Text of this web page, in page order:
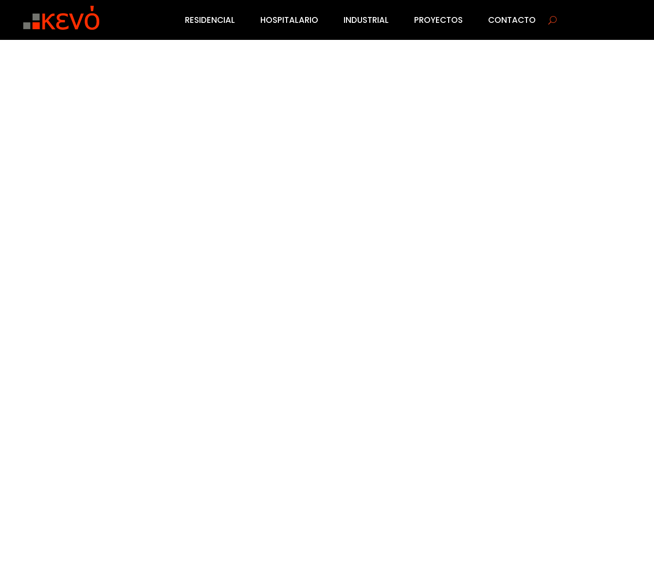
RESIDENCIAL HOSPITALARIO INDUSTRIAL PROYECTOS CONTACTO